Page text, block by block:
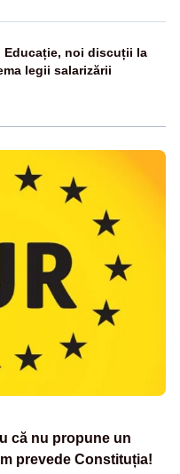
Educație, noi discuții la
legii salarizării
că nu propune un
prevede Constituția!